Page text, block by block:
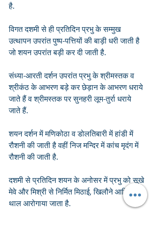
है.
विगत दशमी से ही प्रतिदिन प्रभु के सम्मुख
उत्थापन उपरांत पुष्प-पत्तियों की बाड़ी धरी जाती है
जो शयन उपरांत बड़ी कर दी जाती है.
संध्या-आरती दर्शन उपरांत प्रभु के श्रीमस्तक व
श्रीकंठ के आभरण बड़े कर छेड़ान के आभरण धराये
जाते हैं व श्रीमस्तक पर सुनहरी लूम-तुर्रा धराये
जाते हैं.
शयन दर्शन में मणिकोठा व डोलतिबारी में हांडी में
रौशनी की जाती है वहीं निज मन्दिर में कांच मृदंग में
रौशनी की जाती है.
दशमी से प्रतिदिन शयन के अनोसर में प्रभु को सूखे
मेवे और मिश्री से निर्मित मिठाई, खिलौने आदि का
थाल आरोगाया जाता है.